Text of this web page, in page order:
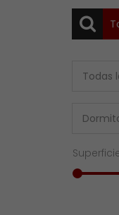
Superficie